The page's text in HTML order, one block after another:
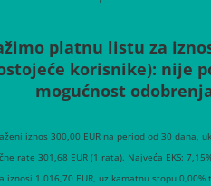
platnu listu za
korisnike): nije
mogućnost
iznos 300,00 EUR na period od 30
rate 301,68 EUR (1 rata). Najveća EKS:
1.016,70 EUR, uz kamatnu stopu